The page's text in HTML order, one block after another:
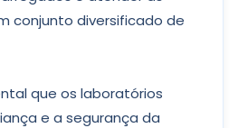
conjunto diversificado de
que os laboratórios
e a segurança da